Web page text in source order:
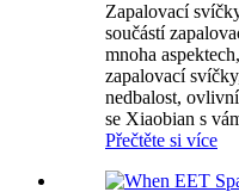
Zapalovací
součástí
mnoha
zapalovací
nedbalost,
se Xiaobian s
Přečtěte si více